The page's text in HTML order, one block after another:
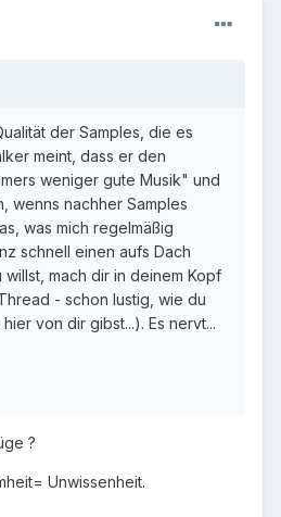
der Samples, die es
meint, dass er den
weniger gute Musik" und
wenns nachher Samples
was mich regelmäßig
schnell einen aufs Dach
mach dir in deinem Kopf
- schon lustig, wie du
von dir gibst...). Es nervt...
?
Unwissenheit.